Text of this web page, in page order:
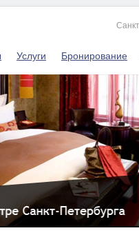
Услуги Бронирование